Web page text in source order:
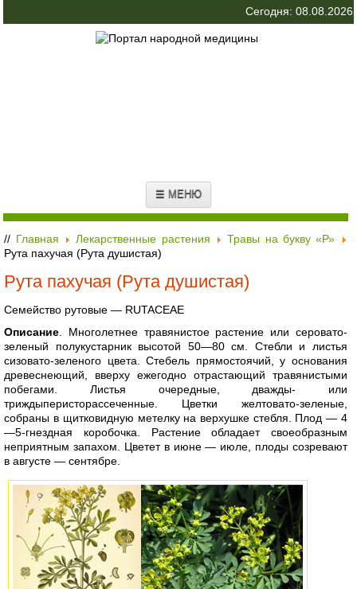
Сегодня: 08.08.2026
☰ МЕНЮ
// Главная Лекарственные растения
Травы на букву «Р»
Рута пахучая (Рута душистая)
Рута пахучая (Рута душистая)
Семейство рутовые — RUTACEAE
Описание . Многолетнее травянистое растение или серовато-
зеленый полукустарник высотой 50—80 см. Стебли и листья
сизовато-зеленого цвета. Стебель прямостоячий, у основания
древеснеющий, вверху ежегодно отрастающий травянистыми
побегами. Листья очередные, дважды- или
триждыперисторассеченные. Цветки желтовато-зеленые,
собраны в щитковидную метелку на верхушке стебля. Плод — 4
—5-гнездная коробочка. Растение обладает своеобразным
неприятным запахом. Цветет в июне — июле, плоды созревают
в августе — сентябре.